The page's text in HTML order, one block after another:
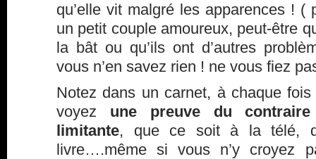
qu’elle vit malgré les apparences !
un petit couple amoureux, peut-être
la bât ou qu’ils ont d’autres
vous n’en savez rien ! ne vous fiez
Notez dans un carnet, à chaque
voyez une preuve du
limitante, que ce soit à la télé,
livre….même si vous n’y croyez